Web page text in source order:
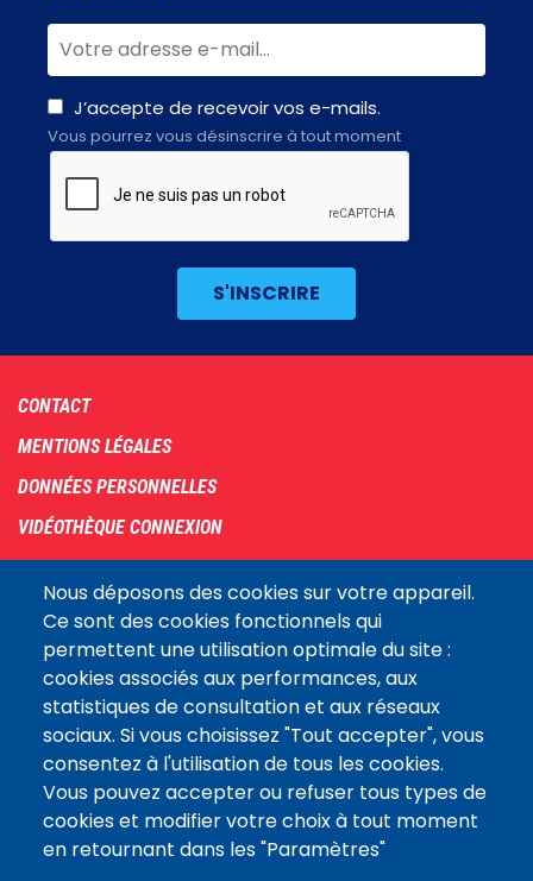
Nous déposons des cookies sur votre appareil.
Ce sont des cookies fonctionnels qui
permettent une utilisation optimale du site :
cookies associés aux performances, aux
statistiques de consultation et aux réseaux
sociaux. Si vous choisissez "Tout accepter", vous
consentez à l'utilisation de tous les cookies.
Vous pouvez accepter ou refuser tous types de
cookies et modifier votre choix à tout moment
en retournant dans les "Paramètres"
J’accepte de recevoir vos e-mails.
Vous pourrez vous désinscrire à tout moment
Footer
menu
CONTACT
MENTIONS LÉGALES
DONNÉES PERSONNELLES
VIDÉOTHÈQUE CONNEXION
COOKIES
Assemblée
nationaleLE SITE DE L’ASSEMBLÉE NATIONALE
Suivez-nous